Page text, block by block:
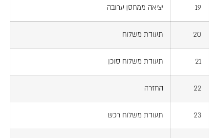
19 יציאה ממחסן ערובה
20 תעודת משלוח
21 תעודת משלוח סוכן
22 החזרה
23 תעודת משלוח רכש